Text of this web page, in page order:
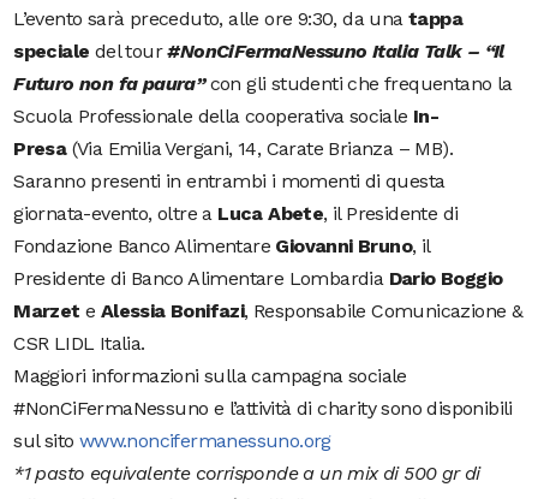
L’evento sarà preceduto, alle ore 9:30, da unatappa
speciale del tour#NonCiFermaNessuno Italia Talk – “Il
Futuro non fa paura”con gli studenti che frequentano la
Scuola Professionale della cooperativa sociale In-
Presa(Via Emilia Vergani, 14, Carate Brianza – MB).
Saranno presenti in entrambi i momenti di questa
giornata-evento, oltre a Luca Abete, il Presidente di
Fondazione Banco Alimentare Giovanni Bruno, il
Presidente di Banco Alimentare Lombardia Dario Boggio
Marzet e Alessia Bonifazi, Responsabile Comunicazione &
CSR LIDL Italia.
Maggiori informazioni sulla campagna sociale
#NonCiFermaNessuno e l’attività di charity sono disponibili
sul sito www.noncifermanessuno.org
*1 pasto equivalente corrisponde a un mix di 500 gr di